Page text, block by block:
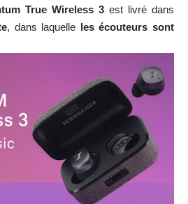
True Wireless 3 est livré dans
, dans laquelle les écouteurs sont